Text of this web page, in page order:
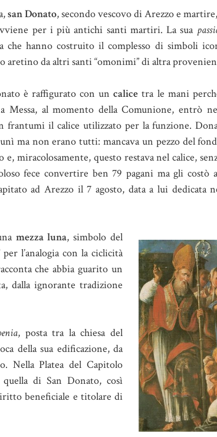
san Donato, secondo vescovo di Arezzo e
per i più antichi santi martiri. La sua
hanno costruito il complesso di simboli
da altri santi “omonimi” di altra
è raffigurato con uncalice tra le mani
Messa, al momento della Comunione, entrò
frantumi il calice utilizzato per la funzione.
ma non erano tutti: mancava un pezzo del
miracolosamente, questo restava nel calice,
fece convertire ben 79 pagani ma gli costò
ad Arezzo il 7 agosto, data a lui dedicata
mezza luna, simbolo del
l’analogia con la ciclicità
che abbia guarito un
dalla ignorante tradizione
, posta tra la chiesa del
della sua edificazione, da
Nella Platea del Capitolo
di San Donato, così
beneficiale e titolare di